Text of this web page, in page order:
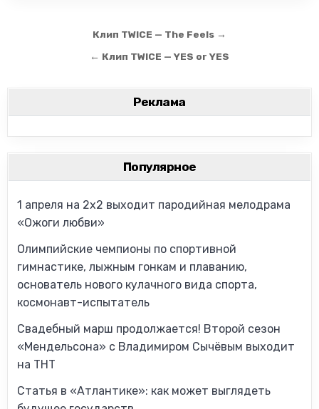
Навигация по записям
Клип TWICE — The Feels →
← Клип TWICE — YES or YES
Реклама
Популярное
1 апреля на 2х2 выходит пародийная мелодрама
«Ожоги любви»
Олимпийские чемпионы по спортивной
гимнастике, лыжным гонкам и плаванию,
основатель нового кулачного вида спорта,
космонавт-испытатель
Свадебный марш продолжается! Второй сезон
«Мендельсона» с Владимиром Сычёвым выходит
на ТНТ
Статья в «Атлантике»: как может выглядеть